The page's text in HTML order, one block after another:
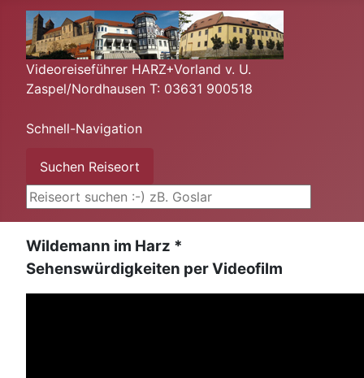
Videoreiseführer HARZ+Vorland v. U.
Zaspel/Nordhausen T: 03631 900518
Schnell-Navigation
Suchen Reiseort
Wildemann im Harz *
Sehenswürdigkeiten per Videofilm